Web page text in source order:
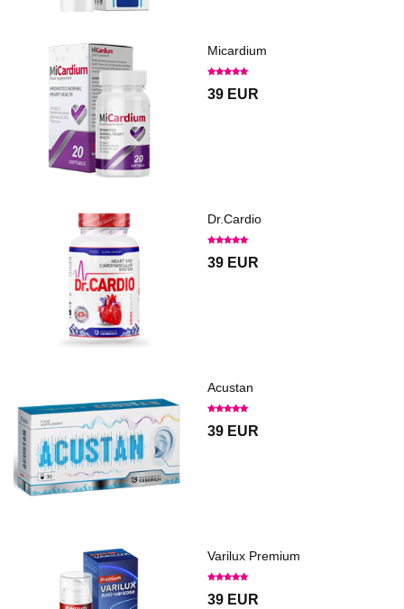
Micardium
39 EUR
Dr.Cardio
39 EUR
Acustan
39 EUR
Varilux Premium
39 EUR